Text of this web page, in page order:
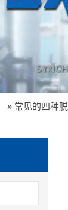
» 常见的四种